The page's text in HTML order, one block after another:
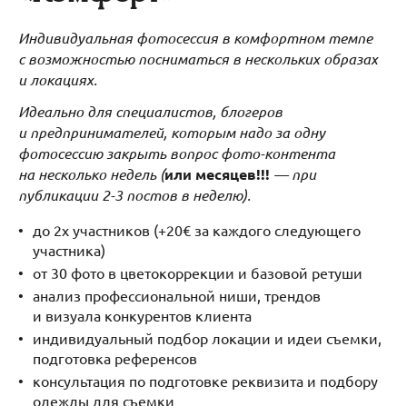
Индивидуальная фотосессия в комфортном темпе
с возможностью посниматься в нескольких образах
и локациях.
Идеально для специалистов, блогеров
и предпринимателей, которым надо за одну
фотосессию закрыть вопрос фото-контента
на несколько недель (или месяцев!!! — при
публикации 2-3 постов в неделю).
до 2х участников (+20€ за каждого следующего
участника)
от 30 фото в цветокоррекции и базовой ретуши
анализ профессиональной ниши, трендов
и визуала конкурентов клиента
индивидуальный подбор локации и идеи съемки,
подготовка референсов
консультация по подготовке реквизита и подбору
одежды для съемки